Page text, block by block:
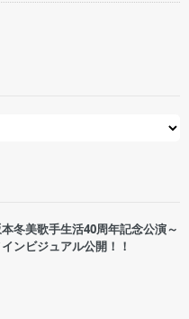
本冬美歌手生活40周年記念公演～
ンビジュアル公開！！